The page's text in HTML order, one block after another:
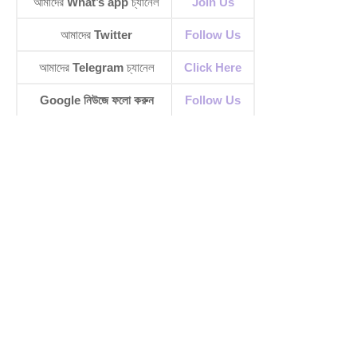
আমাদের Twitter Follow Us
আমাদের Telegramচ্যানেল Click Here
Google নিউজে ফলো করুন Follow Us